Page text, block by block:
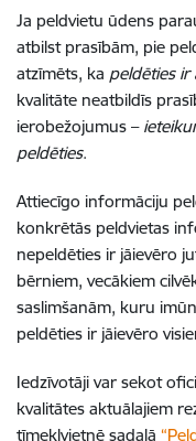
Ja peldvietu ūdens
atbilst prasībām, pie
atzīmēts, ka peldēties ir
kvalitāte neatbildīs
ierobežojumus –
peldēties.
Attiecīgo informāciju
konkrētās peldvietas
nepeldēties ir jāievēro
bērniem, vecākiem
saslimšanām, kuru
peldēties ir jāievēro
Iedzīvotāji var sekot
kvalitātes aktuālajiem
tīmekļvietnē sadaļā